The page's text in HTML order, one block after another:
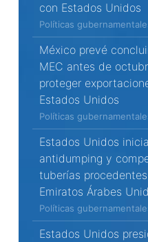
con Estados Unidos
Políticas
México prevé
MEC antes de
proteger
Estados Unidos
Políticas
Estados Unidos
antidumping y
tuberías
Emiratos Árabes
Políticas
Estados Unidos